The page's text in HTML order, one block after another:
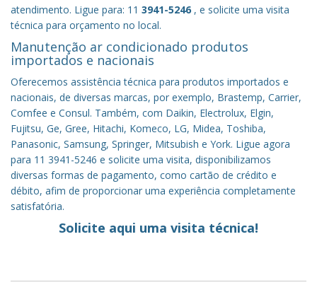
atendimento. Ligue para: 11 3941-5246 , e solicite uma visita
técnica para orçamento no local.
Manutenção ar condicionado produtos
importados e nacionais
Oferecemos assistência técnica para produtos importados e
nacionais, de diversas marcas, por exemplo, Brastemp, Carrier,
Comfee e Consul. Também, com Daikin, Electrolux, Elgin,
Fujitsu, Ge, Gree, Hitachi, Komeco, LG, Midea, Toshiba,
Panasonic, Samsung, Springer, Mitsubish e York. Ligue agora
para 11 3941-5246 e solicite uma visita, disponibilizamos
diversas formas de pagamento, como cartão de crédito e
débito, afim de proporcionar uma experiência completamente
satisfatória.
Solicite aqui uma visita técnica!